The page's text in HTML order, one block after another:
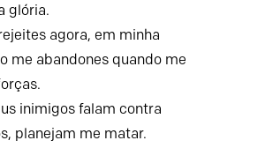
glória.
agora, em minha
me abandones quando me
inimigos falam contra
planejam me matar.